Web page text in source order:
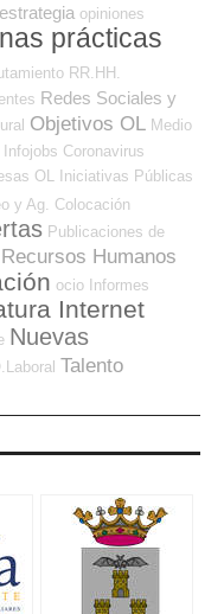
estrategia opiniones
prácticas
RR.HH.
Redes Sociales y
Objetivos OL Medio
Infojobs Coronavirus
OL Iniciativas Públicas
y Ag. Colocación
Publicaciones de
Recursos Humanos
ocio Informes
Internet
Nuevas
Talento